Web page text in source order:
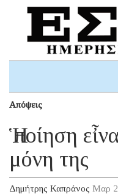
Απόψεις
Ἡ ποίηση
μόνη της
Δημήτρης Καπράνος Μαρ